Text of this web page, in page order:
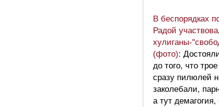
В беспорядках
Радой
хулиганы-
(фото):
до того, что
сразу пилюлей
заколебали,
а тут